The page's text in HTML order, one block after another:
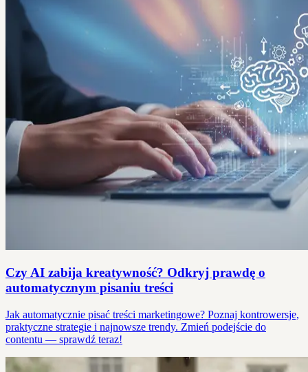
Czy AI zabija kreatywność? Odkryj prawdę o
automatycznym pisaniu treści
Jak automatycznie pisać treści marketingowe? Poznaj kontrowersje,
praktyczne strategie i najnowsze trendy. Zmień podejście do
contentu — sprawdź teraz!